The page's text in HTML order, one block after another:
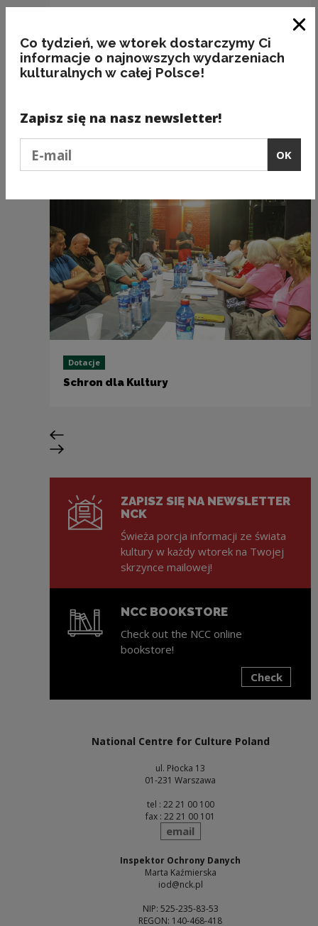
Download file
diagnoza-ośrodek-kultury-w-
brzeszczach-2024 (PDF 8.99 MB)
Recommended
Dotacje
Schron dla Kultury
Previous slide
Next slide
ZAPISZ SIĘ NA NEWSLETTER
NCK
Świeża porcja informacji ze świata
kultury w każdy wtorek na Twojej
skrzynce mailowej!
NCC BOOKSTORE
Check out the NCC online
bookstore!
Check
National Centre for Culture Poland
ul. Płocka 13
01-231 Warszawa
tel : 22 21 00 100
fax : 22 21 00 101
send
email
Inspektor Ochrony Danych
Marta Kaźmierska
iod@nck.pl
NIP: 525-235-83-53
REGON: 140-468-418
Co tydzień, we wtorek dostarczymy Ci
informacje o najnowszych wydarzeniach
kulturalnych w całej Polsce!
Zapisz się na nasz newsletter!
OK